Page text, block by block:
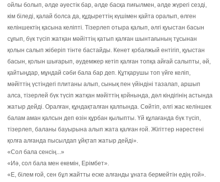
ойлы болып, әлде әуестік бар, әлде басқа пиғылмен, әлде жүрегі сезді,
кім біледі, қалай болса да, құдыреттің күшімен қайта оралып, өлген
келіншектің қасына келіпті. Тізерлеп отыра қалып, әлгі қуыстан басын
сұғып, бүк түсіп жатқан мәйіттің қатып қалған шынтағының тұсынан
қолын салып жіберіп тінте бастайды. Кенет қобалжый ентігіп, қуыстан
басын, қолын шығарып, әудемжер кетіп қалған топқа айғай салыпты, әй,
қайтыңдар, мұндай сәби бала бар деп. Құтқарушы топ үйге келіп,
мәйіттің үстіндегі плитаны алып, сынық пен үйіндіні тазалап, аршып
алса, тізерлей бүк түсіп жатқан мәйіттің қойнында, дәл кіндігінің астында
жатыр дейді. Оралған, құндақталған қалпында. Сөйтіп, әлгі жас келіншек
балам аман қалсын деп өзін құрбан қылыпты. Үй құлағанда бүк түсіп,
тізерлеп, баланы бауырына алып жата қалған ғой. Жігіттер нәрестені
қолға алғанда пысылдап ұйқтап жатыр дейді».
«Сол бала сенсің...»
«Иә, сол бала мен екемін, Ерімбет».
«Е, білем ғой, сен бұл жайтты еске алғанды ұната бермейтін едің ғой».